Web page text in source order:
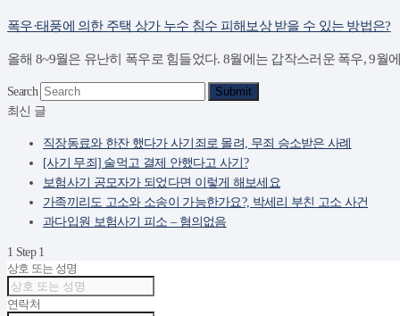
폭우·태풍에 의한 주택 상가 누수 침수 피해보상 받을 수 있는 방법은?
올해 8~9월은 유난히 폭우로 힘들었다. 8월에는 갑작스러운 폭우, 9월
Search
Submit
최신 글
직장동료와 한잔 했다가 사기죄로 몰려, 무죄 승소받은 사례
[사기 무죄] 술먹고 결제 안했다고 사기?
보험사기 공모자가 되었다면 이렇게 해보세요
가족끼리도 고소와 소송이 가능한가요?, 박세리 부친 고소 사건
과다입원 보험사기 피소 – 혐의없음
1 Step 1
상호 또는 성명
연락처